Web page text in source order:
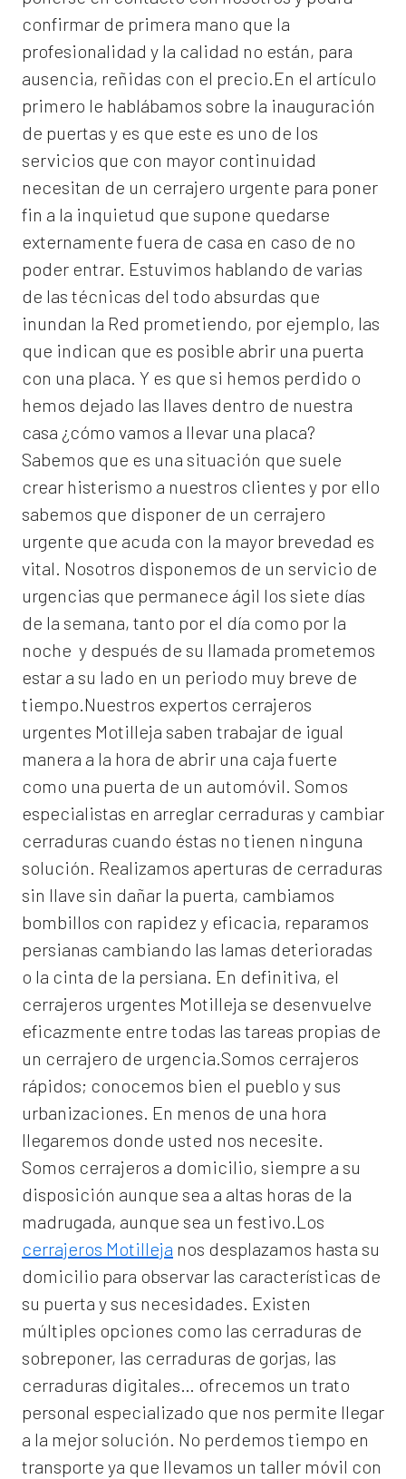
confirmar de primera mano que la
profesionalidad y la calidad no están, para
ausencia, reñidas con el precio.En el artículo
primero le hablábamos sobre la inauguración
de puertas y es que este es uno de los
servicios que con mayor continuidad
necesitan de un cerrajero urgente para poner
fin a la inquietud que supone quedarse
externamente fuera de casa en caso de no
poder entrar. Estuvimos hablando de varias
de las técnicas del todo absurdas que
inundan la Red prometiendo, por ejemplo, las
que indican que es posible abrir una puerta
con una placa. Y es que si hemos perdido o
hemos dejado las llaves dentro de nuestra
casa ¿cómo vamos a llevar una placa?
Sabemos que es una situación que suele
crear histerismo a nuestros clientes y por ello
sabemos que disponer de un cerrajero
urgente que acuda con la mayor brevedad es
vital. Nosotros disponemos de un servicio de
urgencias que permanece ágil los siete días
de la semana, tanto por el día como por la
noche y después de su llamada prometemos
estar a su lado en un periodo muy breve de
tiempo.Nuestros expertos cerrajeros
urgentes Motilleja saben trabajar de igual
manera a la hora de abrir una caja fuerte
como una puerta de un automóvil. Somos
especialistas en arreglar cerraduras y cambiar
cerraduras cuando éstas no tienen ninguna
solución. Realizamos aperturas de cerraduras
sin llave sin dañar la puerta, cambiamos
bombillos con rapidez y eficacia, reparamos
persianas cambiando las lamas deterioradas
o la cinta de la persiana. En definitiva, el
cerrajeros urgentes Motilleja se desenvuelve
eficazmente entre todas las tareas propias de
un cerrajero de urgencia.Somos cerrajeros
rápidos; conocemos bien el pueblo y sus
urbanizaciones. En menos de una hora
llegaremos donde usted nos necesite.
Somos cerrajeros a domicilio, siempre a su
disposición aunque sea a altas horas de la
madrugada, aunque sea un festivo.Los
cerrajeros Motilleja nos desplazamos hasta su
domicilio para observar las características de
su puerta y sus necesidades. Existen
múltiples opciones como las cerraduras de
sobreponer, las cerraduras de gorjas, las
cerraduras digitales… ofrecemos un trato
personal especializado que nos permite llegar
a la mejor solución. No perdemos tiempo en
transporte ya que llevamos un taller móvil con